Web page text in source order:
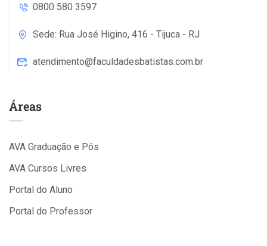
0800 580 3597
Sede: Rua José Higino, 416 - Tijuca - RJ
atendimento@faculdadesbatistas.com.br
Áreas
AVA Graduação e Pós
AVA Cursos Livres
Portal do Aluno
Portal do Professor